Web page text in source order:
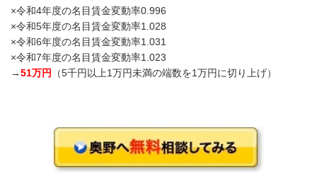
×令和4年度の名目賃金変動率0.996
×令和5年度の名目賃金変動率1.028
×令和6年度の名目賃金変動率1.031
×令和7年度の名目賃金変動率1.023
→51万円 （5千円以上1万円未満の端数を1万円に切り上げ）